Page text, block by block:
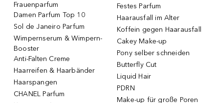
Frauenparfum
Damen Parfum Top 10
Sol de Janeiro Parfum
Wimpernserum & Wimpern-
Booster
Anti-Falten Creme
Haarreifen & Haarbänder
Haarspangen
CHANEL Parfum
Festes Parfum
Haarausfall im Alter
Koffein gegen Haarausfall
Cakey Make-up
Pony selber schneiden
Butterfly Cut
Liquid Hair
PDRN
Make-up für große Poren